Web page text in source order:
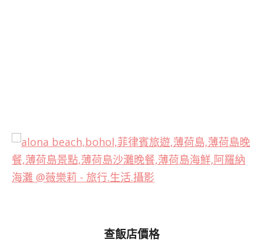
查飯店價格